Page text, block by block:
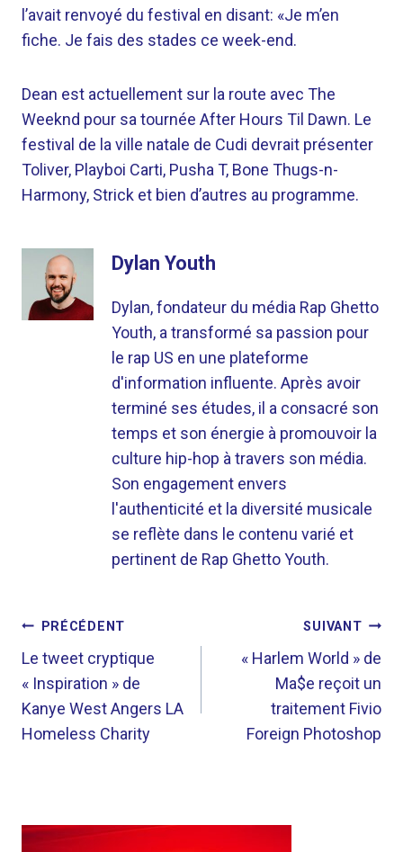
l’avait renvoyé du festival en disant: «Je m’en
fiche. Je fais des stades ce week-end.
Dean est actuellement sur la route avec The
Weeknd pour sa tournée After Hours Til Dawn. Le
festival de la ville natale de Cudi devrait présenter
Toliver, Playboi Carti, Pusha T, Bone Thugs-n-
Harmony, Strick et bien d’autres au programme.
Dylan Youth
Dylan, fondateur du média Rap Ghetto
Youth, a transformé sa passion pour
le rap US en une plateforme
d'information influente. Après avoir
terminé ses études, il a consacré son
temps et son énergie à promouvoir la
culture hip-hop à travers son média.
Son engagement envers
l'authenticité et la diversité musicale
se reflète dans le contenu varié et
pertinent de Rap Ghetto Youth.
NAVIGATION
DE
L’ARTICLE
PRÉCÉDENT
Le tweet cryptique
« Inspiration » de
Kanye West Angers LA
Homeless Charity
SUIVANT
« Harlem World » de
Ma$e reçoit un
traitement Fivio
Foreign Photoshop